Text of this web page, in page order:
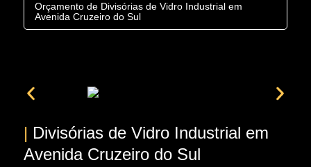
Orçamento de Divisórias de Vidro Industrial em
Avenida Cruzeiro do Sul
| Divisórias de Vidro Industrial em
Avenida Cruzeiro do Sul